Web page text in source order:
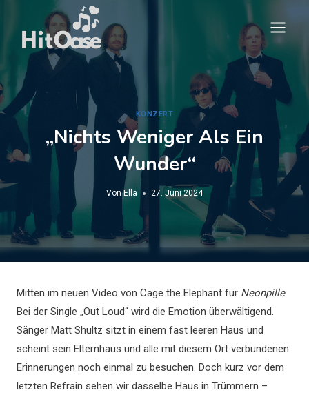
springen
KONZERT
„Nichts Weniger Als Ein
Wunder“
Von Ella 27. Juni 2024
Mitten im neuen Video von Cage the Elephant für Neonpille
Bei der Single „Out Loud“ wird die Emotion überwältigend.
Sänger Matt Shultz sitzt in einem fast leeren Haus und
scheint sein Elternhaus und alle mit diesem Ort verbundenen
Erinnerungen noch einmal zu besuchen. Doch kurz vor dem
letzten Refrain sehen wir dasselbe Haus in Trümmern –